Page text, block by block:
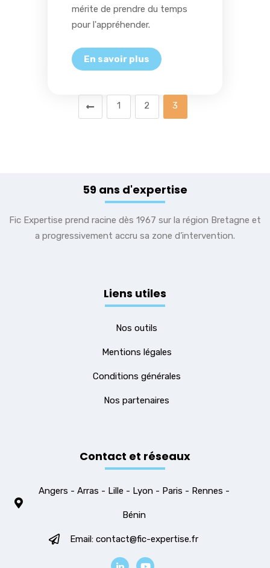
mérite de prendre du temps
pour l'appréhender.
1 2 3
59 ans d'expertise
Fic Expertise prend racine dès 1967 sur la région Bretagne et
a progressivement accru sa zone d’intervention.
Liens utiles
Nos outils
Mentions légales
Conditions générales
Nos partenaires
Contact et réseaux
Angers - Arras - Lille - Lyon - Paris - Rennes -
Bénin
Email: contact@fic-expertise.fr